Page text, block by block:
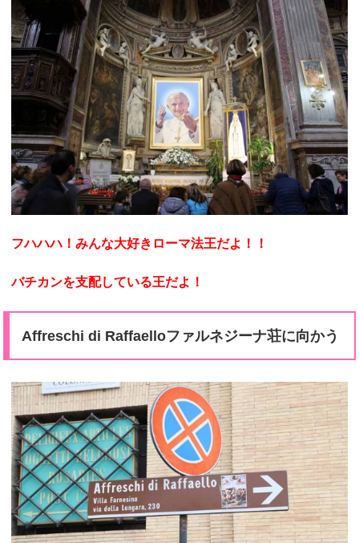
フハハハ！みんな大好きローマ法王だよ！！
バチカンを支配している王だよ！
Affreschi di Raffaelloファルネジーナ荘に向かう